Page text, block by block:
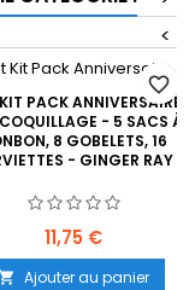
<
PACK ANNIVERSAIRE
- 5 SACS À
8 GOBELETS, 16
- GINGER RAY
Prix
11,75 €
Ajouter au panier
favorite_border